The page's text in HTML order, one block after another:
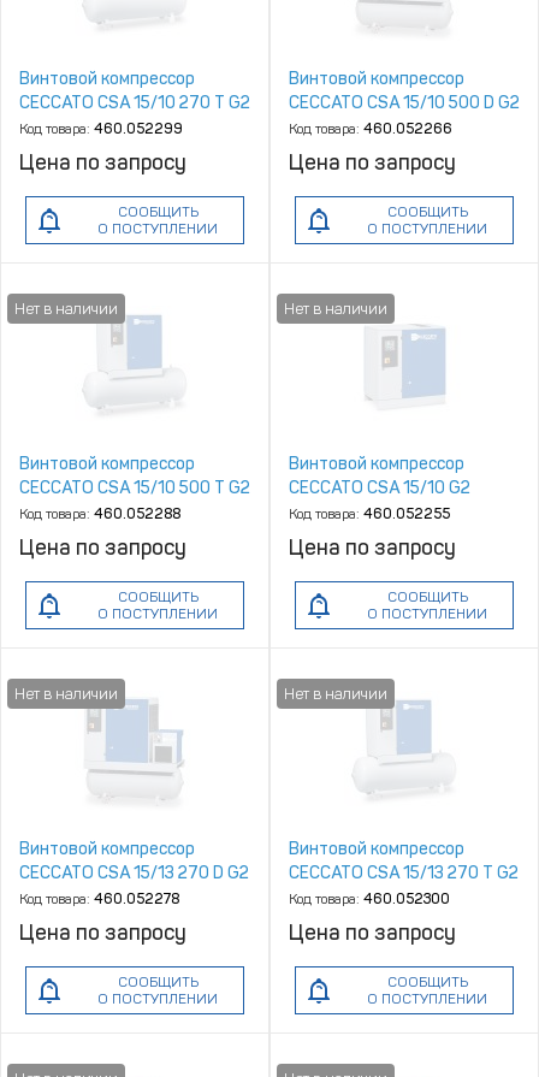
Винтовой компрессор
CECCATO CSA 15/10 270 T G2
Код товара: 460.052299
Цена по запросу
СООБЩИТЬ
О ПОСТУПЛЕНИИ
Винтовой компрессор
CECCATO CSA 15/10 500 D G2
Код товара: 460.052266
Цена по запросу
СООБЩИТЬ
О ПОСТУПЛЕНИИ
Винтовой компрессор
CECCATO CSA 15/10 500 T G2
Код товара: 460.052288
Цена по запросу
СООБЩИТЬ
О ПОСТУПЛЕНИИ
Винтовой компрессор
CECCATO CSA 15/10 G2
Код товара: 460.052255
Цена по запросу
СООБЩИТЬ
О ПОСТУПЛЕНИИ
Винтовой компрессор
CECCATO CSA 15/13 270 D G2
Код товара: 460.052278
Цена по запросу
СООБЩИТЬ
О ПОСТУПЛЕНИИ
Винтовой компрессор
CECCATO CSA 15/13 270 T G2
Код товара: 460.052300
Цена по запросу
СООБЩИТЬ
О ПОСТУПЛЕНИИ